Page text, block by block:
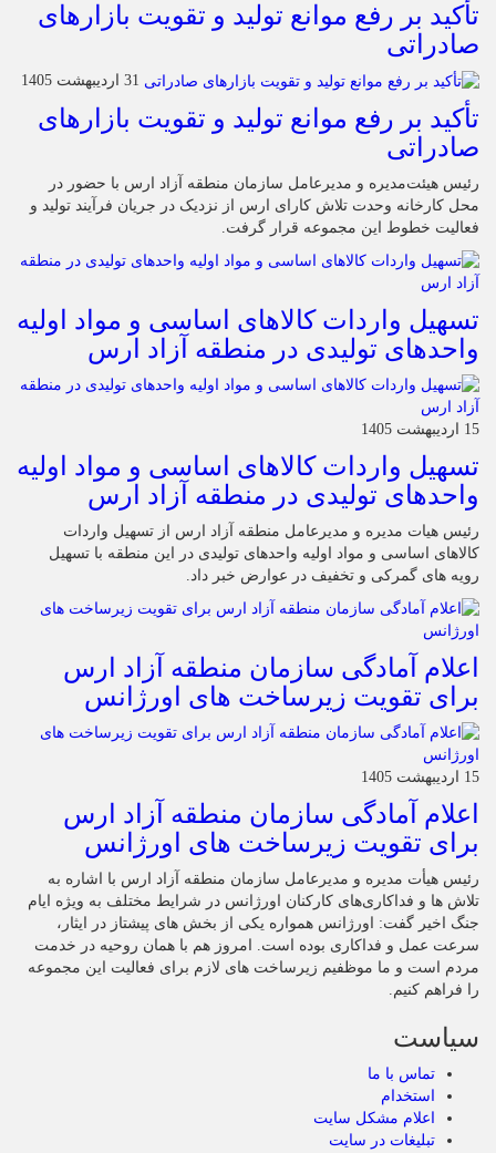
تأکید بر رفع موانع تولید و تقویت بازارهای
صادراتی
31 اردیبهشت 1405
تأکید بر رفع موانع تولید و تقویت بازارهای
صادراتی
رئیس هیئت‌مدیره و مدیرعامل سازمان منطقه آزاد ارس با حضور در
محل کارخانه وحدت تلاش کارای ارس از نزدیک در جریان فرآیند تولید و
فعالیت خطوط این مجموعه قرار گرفت.
تسهیل واردات کالاهای اساسی و مواد اولیه
واحدهای تولیدی در منطقه آزاد ارس
15 اردیبهشت 1405
تسهیل واردات کالاهای اساسی و مواد اولیه
واحدهای تولیدی در منطقه آزاد ارس
رئیس هیات مدیره و مدیرعامل منطقه آزاد ارس از تسهیل واردات
کالاهای اساسی و مواد اولیه واحدهای تولیدی در این منطقه با تسهیل
رویه های گمرکی و تخفیف در عوارض خبر داد.
اعلام آمادگی سازمان منطقه آزاد ارس
برای تقویت زیرساخت‌ های اورژانس
15 اردیبهشت 1405
اعلام آمادگی سازمان منطقه آزاد ارس
برای تقویت زیرساخت‌ های اورژانس
رئیس هیأت‌ مدیره و مدیرعامل سازمان منطقه آزاد ارس با اشاره به
تلاش‌ ها و فداکاری‌های کارکنان اورژانس در شرایط مختلف به‌ ویژه ایام
جنگ اخیر گفت: اورژانس همواره یکی از بخش‌ های پیشتاز در ایثار،
سرعت‌ عمل و فداکاری بوده است. امروز هم با همان روحیه در خدمت
مردم است و ما موظفیم زیرساخت‌ های لازم برای فعالیت این مجموعه
را فراهم کنیم.
سیاست
تماس با ما
استخدام
اعلام مشکل سایت
تبلیغات در سایت